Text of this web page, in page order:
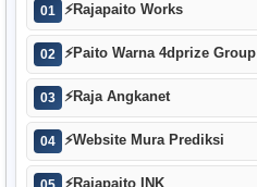
01 ⚡Rajapaito Works
02 ⚡Paito Warna 4dprize Group
03 ⚡Raja Angkanet
04 ⚡Website Mura Prediksi